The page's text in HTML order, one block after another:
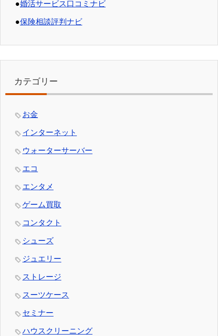
●婚活サービス口コミナビ
●保険相談評判ナビ
カテゴリー
お金
インターネット
ウォーターサーバー
エコ
エンタメ
ゲーム買取
コンタクト
シューズ
ジュエリー
ストレージ
スーツケース
セミナー
ハウスクリーニング